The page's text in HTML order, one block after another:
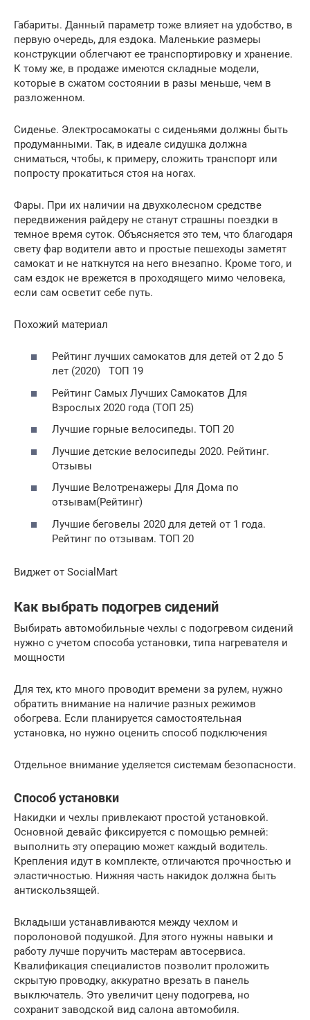
Габариты. Данный параметр тоже влияет на удобство, в
первую очередь, для ездока. Маленькие размеры
конструкции облегчают ее транспортировку и хранение.
К тому же, в продаже имеются складные модели,
которые в сжатом состоянии в разы меньше, чем в
разложенном.
Сиденье. Электросамокаты с сиденьями должны быть
продуманными. Так, в идеале сидушка должна
сниматься, чтобы, к примеру, сложить транспорт или
попросту прокатиться стоя на ногах.
Фары. При их наличии на двухколесном средстве
передвижения райдеру не станут страшны поездки в
темное время суток. Объясняется это тем, что благодаря
свету фар водители авто и простые пешеходы заметят
самокат и не наткнутся на него внезапно. Кроме того, и
сам ездок не врежется в проходящего мимо человека,
если сам осветит себе путь.
Похожий материал
Рейтинг лучших самокатов для детей от 2 до 5
лет (2020) ТОП 19
Рейтинг Самых Лучших Самокатов Для
Взрослых 2020 года (ТОП 25)
Лучшие горные велосипеды. ТОП 20
Лучшие детские велосипеды 2020. Рейтинг.
Отзывы
Лучшие Велотренажеры Для Дома по
отзывам(Рейтинг)
Лучшие беговелы 2020 для детей от 1 года.
Рейтинг по отзывам. ТОП 20
Виджет от SocialMart
Как выбрать подогрев сидений
Выбирать автомобильные чехлы с подогревом сидений
нужно с учетом способа установки, типа нагревателя и
мощности
Для тех, кто много проводит времени за рулем, нужно
обратить внимание на наличие разных режимов
обогрева. Если планируется самостоятельная
установка, но нужно оценить способ подключения
Отдельное внимание уделяется системам безопасности.
Способ установки
Накидки и чехлы привлекают простой установкой.
Основной девайс фиксируется с помощью ремней:
выполнить эту операцию может каждый водитель.
Крепления идут в комплекте, отличаются прочностью и
эластичностью. Нижняя часть накидок должна быть
антискользящей.
Вкладыши устанавливаются между чехлом и
поролоновой подушкой. Для этого нужны навыки и
работу лучше поручить мастерам автосервиса.
Квалификация специалистов позволит проложить
скрытую проводку, аккуратно врезать в панель
выключатель. Это увеличит цену подогрева, но
сохранит заводской вид салона автомобиля.